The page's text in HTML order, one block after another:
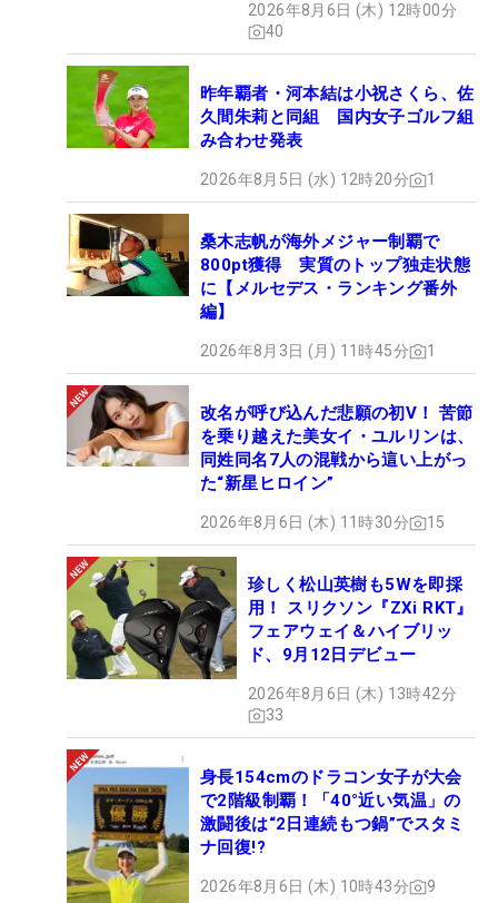
2026年8月6日 (木) 12時00分
40
昨年覇者・河本結は小祝さくら、佐
久間朱莉と同組 国内女子ゴルフ組
み合わせ発表
2026年8月5日 (水) 12時20分 1
桑木志帆が海外メジャー制覇で
800pt獲得 実質のトップ独走状態
に【メルセデス・ランキング番外
編】
2026年8月3日 (月) 11時45分 1
改名が呼び込んだ悲願の初V！ 苦節
を乗り越えた美女イ・ユルリンは、
同姓同名7人の混戦から這い上がっ
た“新星ヒロイン”
2026年8月6日 (木) 11時30分 15
珍しく松山英樹も5Wを即採
用！ スリクソン『ZXi RKT』
フェアウェイ＆ハイブリッ
ド、9月12日デビュー
2026年8月6日 (木) 13時42分
33
身長154cmのドラコン女子が大会
で2階級制覇！「40°近い気温」の
激闘後は“2日連続もつ鍋”でスタミ
ナ回復!?
2026年8月6日 (木) 10時43分 9